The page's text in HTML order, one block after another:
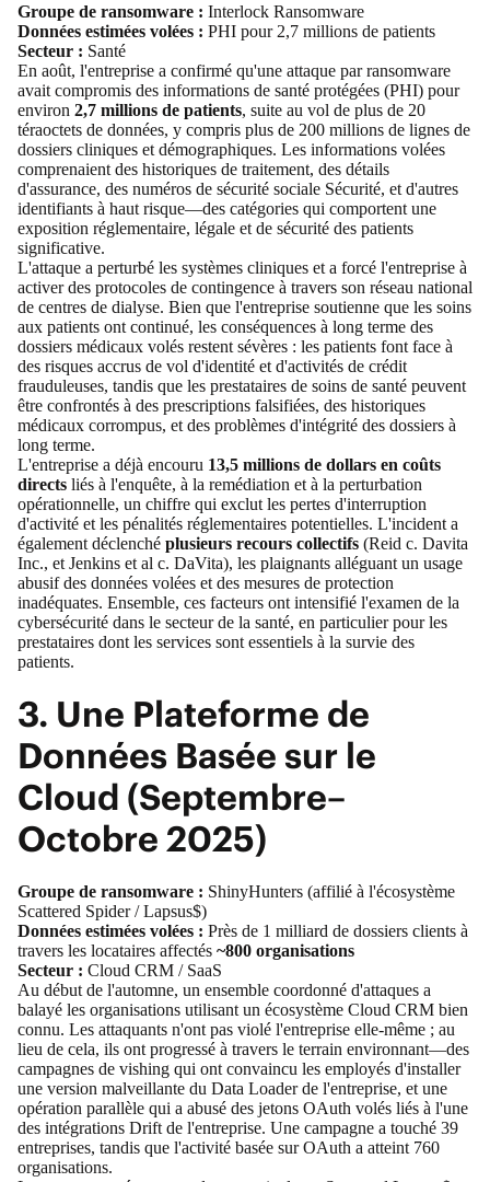
Groupe de ransomware : Interlock Ransomware
Données estimées volées : PHI pour 2,7 millions de patients
Secteur : Santé
En août, l'entreprise a confirmé qu'une attaque par ransomware
avait compromis des informations de santé protégées (PHI) pour
environ 2,7 millions de patients, suite au vol de plus de 20
téraoctets de données, y compris plus de 200 millions de lignes de
dossiers cliniques et démographiques. Les informations volées
comprenaient des historiques de traitement, des détails
d'assurance, des numéros de sécurité sociale Sécurité, et d'autres
identifiants à haut risque—des catégories qui comportent une
exposition réglementaire, légale et de sécurité des patients
significative.
L'attaque a perturbé les systèmes cliniques et a forcé l'entreprise à
activer des protocoles de contingence à travers son réseau national
de centres de dialyse. Bien que l'entreprise soutienne que les soins
aux patients ont continué, les conséquences à long terme des
dossiers médicaux volés restent sévères : les patients font face à
des risques accrus de vol d'identité et d'activités de crédit
frauduleuses, tandis que les prestataires de soins de santé peuvent
être confrontés à des prescriptions falsifiées, des historiques
médicaux corrompus, et des problèmes d'intégrité des dossiers à
long terme.
L'entreprise a déjà encouru 13,5 millions de dollars en coûts
directs liés à l'enquête, à la remédiation et à la perturbation
opérationnelle, un chiffre qui exclut les pertes d'interruption
d'activité et les pénalités réglementaires potentielles. L'incident a
également déclenché plusieurs recours collectifs (Reid c. Davita
Inc., et Jenkins et al c. DaVita), les plaignants alléguant un usage
abusif des données volées et des mesures de protection
inadéquates. Ensemble, ces facteurs ont intensifié l'examen de la
cybersécurité dans le secteur de la santé, en particulier pour les
prestataires dont les services sont essentiels à la survie des
patients.
3. Une Plateforme de
Données Basée sur le
Cloud (Septembre–
Octobre 2025)
Groupe de ransomware : ShinyHunters (affilié à l'écosystème
Scattered Spider / Lapsus$)
Données estimées volées : Près de 1 milliard de dossiers clients à
travers les locataires affectés ~800 organisations
Secteur : Cloud CRM / SaaS
Au début de l'automne, un ensemble coordonné d'attaques a
balayé les organisations utilisant un écosystème Cloud CRM bien
connu. Les attaquants n'ont pas violé l'entreprise elle-même ; au
lieu de cela, ils ont progressé à travers le terrain environnant—des
campagnes de vishing qui ont convaincu les employés d'installer
une version malveillante du Data Loader de l'entreprise, et une
opération parallèle qui a abusé des jetons OAuth volés liés à l'une
des intégrations Drift de l'entreprise. Une campagne a touché 39
entreprises, tandis que l'activité basée sur OAuth a atteint 760
organisations.